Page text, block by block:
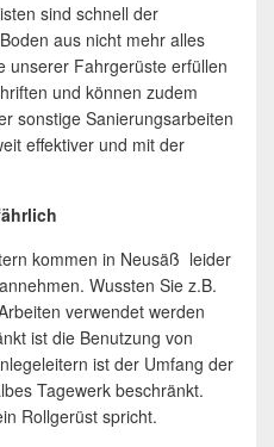
sind schnell der
aus nicht mehr alles
unserer Fahrgerüste erfüllen
und können zudem
sonstige Sanierungsarbeiten
effektiver und mit der
kommen in Neusäß leider
Wussten Sie z.B.
verwendet werden
ist die Benutzung von
ist der Umfang der
Tagewerk beschränkt.
Rollgerüst spricht.